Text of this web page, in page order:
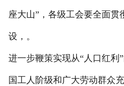
座大山”，各级工会要全面贯
设，。
进一步鞭策实现从“人口红利
国工人阶级和广大劳动群众